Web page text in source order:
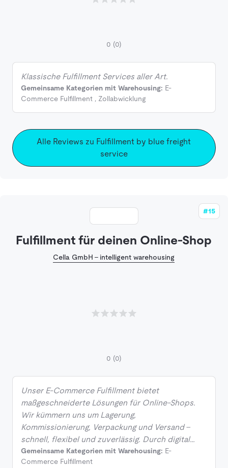
0 (0)
Klassische Fulfillment Services aller Art.
Gemeinsame Kategorien mit Warehousing: E-
Commerce Fulfillment , Zollabwicklung
Alle Reviews zu Fulfillment by blue freight
service
#15
Fulfillment für deinen Online-Shop
Cella GmbH - intelligent warehousing
0 (0)
Unser E-Commerce Fulfillment bietet
maßgeschneiderte Lösungen für Online-Shops.
Wir kümmern uns um Lagerung,
Kommissionierung, Verpackung und Versand –
schnell, flexibel und zuverlässig. Durch digital…
Gemeinsame Kategorien mit Warehousing: E-
Commerce Fulfillment